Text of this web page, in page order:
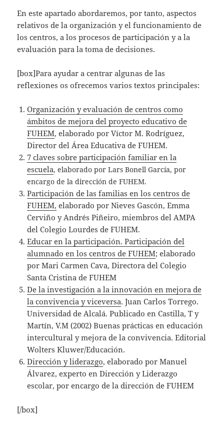
En este apartado abordaremos, por tanto, aspectos
relativos de la organización y el funcionamiento de
los centros, a los procesos de participación y a la
evaluación para la toma de decisiones.
[box]Para ayudar a centrar algunas de las
reflexiones os ofrecemos varios textos principales:
Organización y evaluación de centros como
ámbitos de mejora del proyecto educativo de
FUHEM, elaborado por Víctor M. Rodríguez,
Director del Área Educativa de FUHEM.
7 claves sobre participación familiar en la
escuela, elaborado por Lars Bonell García, por
encargo de la dirección de FUHEM.
Participación de las familias en los centros de
FUHEM, elaborado por Nieves Gascón, Emma
Cerviño y Andrés Piñeiro, miembros del AMPA
del Colegio Lourdes de FUHEM.
Educar en la participación. Participación del
alumnado en los centros de FUHEM; elaborado
por Mari Carmen Cava, Directora del Colegio
Santa Cristina de FUHEM
De la investigación a la innovación en mejora de
la convivencia y viceversa. Juan Carlos Torrego.
Universidad de Alcalá. Publicado en Castilla, T y
Martín, V.M (2002) Buenas prácticas en educación
intercultural y mejora de la convivencia. Editorial
Wolters Kluwer/Educación.
Dirección y liderazgo, elaborado por Manuel
Álvarez, experto en Dirección y Liderazgo
escolar, por encargo de la dirección de FUHEM
[/box]